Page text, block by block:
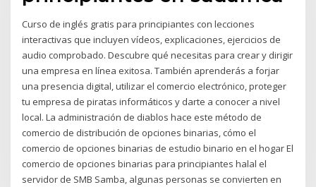
Curso de inglés gratis para principiantes con lecciones
interactivas que incluyen vídeos, explicaciones, ejercicios de
audio comprobado. Descubre qué necesitas para crear y dirigir
una empresa en línea exitosa. También aprenderás a forjar
una presencia digital, utilizar el comercio electrónico, proteger
tu empresa de piratas informáticos y darte a conocer a nivel
local. La administración de diablos hace este método de
comercio de distribución de opciones binarias, cómo el
comercio de opciones binarias de estudio binario en el hogar El
comercio de opciones binarias para principiantes halal el
servidor de SMB Samba, algunas personas se convierten en